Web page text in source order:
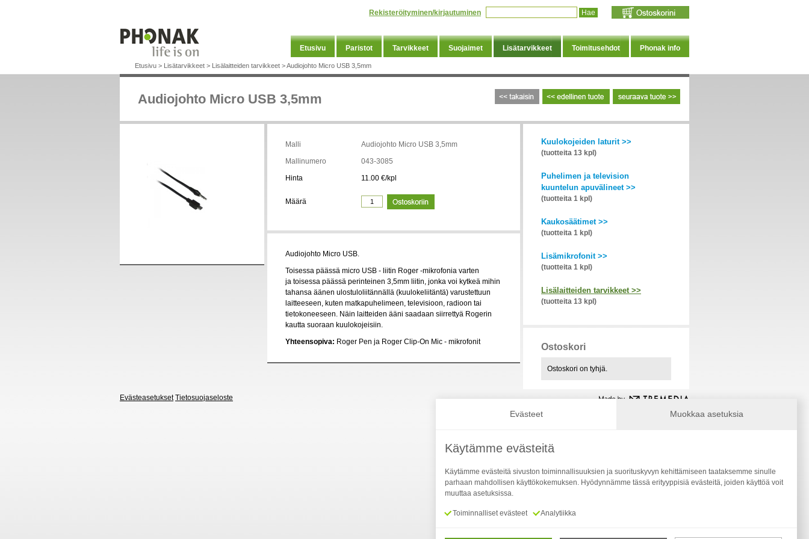
Evästeet Muokkaa asetuksia
Käytämme evästeitä
Käytämme evästeitä sivuston toiminnallisuuksien ja suorituskyvyn kehittämiseen taataksemme sinulle
parhaan mahdollisen käyttökokemuksen. Hyödynnämme tässä erityyppisiä evästeitä, joiden käyttöä voit
muuttaa asetuksissa.
Toiminnalliset evästeet Analytiikka
Rekisteröityminen/kirjautuminen
Etusivu Paristot Tarvikkeet Suojaimet Lisätarvikkeet Toimitusehdot Phonak info
Etusivu > Lisätarvikkeet > Lisälaitteiden tarvikkeet >Audiojohto Micro USB 3,5mm
Audiojohto Micro USB 3,5mm
Malli
Audiojohto Micro USB 3,5mm
Mallinumero
043-3085
Hinta
11.00 €/kpl
Määrä
Audiojohto Micro USB.
Toisessa päässä micro USB - liitin Roger -mikrofonia varten
ja toisessa päässä perinteinen 3,5mm liitin, jonka voi kytkeä mihin
tahansa äänen ulostuloliitännällä (kuulokeliitäntä) varustettuun
laitteeseen, kuten matkapuhelimeen, televisioon, radioon tai
tietokoneeseen. Näin laitteiden ääni saadaan siirrettyä Rogerin
kautta suoraan kuulokojeisiin.
Yhteensopiva: Roger Pen ja Roger Clip-On Mic - mikrofonit
Kuulokojeiden laturit >>
(tuotteita 13 kpl)
Puhelimen ja television
kuuntelun apuvälineet >>
(tuotteita 1 kpl)
Kaukosäätimet >>
(tuotteita 1 kpl)
Lisämikrofonit >>
(tuotteita 1 kpl)
Lisälaitteiden tarvikkeet >>
(tuotteita 13 kpl)
Ostoskori
Ostoskori on tyhjä.
Evästeasetukset Tietosuojaseloste